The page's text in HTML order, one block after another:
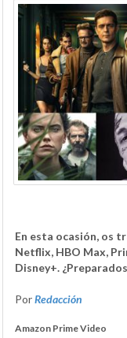
En esta ocasión, os
Netflix, HBO Max,
Disney+.
PorRedacción
Amazon Prime Video